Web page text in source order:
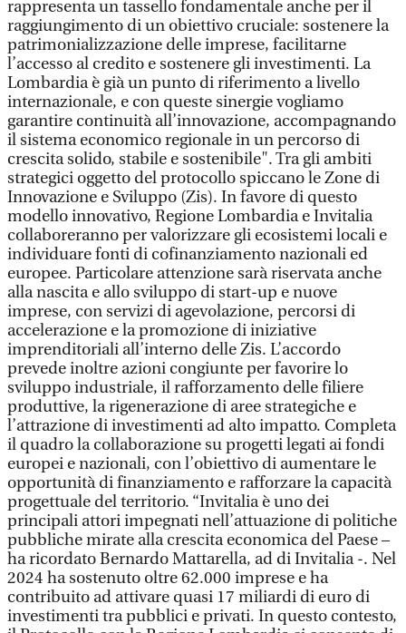
rappresenta un tassello fondamentale anche per il
raggiungimento di un obiettivo cruciale: sostenere la
patrimonializzazione delle imprese, facilitarne
l’accesso al credito e sostenere gli investimenti. La
Lombardia è già un punto di riferimento a livello
internazionale, e con queste sinergie vogliamo
garantire continuità all’innovazione, accompagnando
il sistema economico regionale in un percorso di
crescita solido, stabile e sostenibile". Tra gli ambiti
strategici oggetto del protocollo spiccano le Zone di
Innovazione e Sviluppo (Zis). In favore di questo
modello innovativo, Regione Lombardia e Invitalia
collaboreranno per valorizzare gli ecosistemi locali e
individuare fonti di cofinanziamento nazionali ed
europee. Particolare attenzione sarà riservata anche
alla nascita e allo sviluppo di start-up e nuove
imprese, con servizi di agevolazione, percorsi di
accelerazione e la promozione di iniziative
imprenditoriali all’interno delle Zis. L’accordo
prevede inoltre azioni congiunte per favorire lo
sviluppo industriale, il rafforzamento delle filiere
produttive, la rigenerazione di aree strategiche e
l’attrazione di investimenti ad alto impatto. Completa
il quadro la collaborazione su progetti legati ai fondi
europei e nazionali, con l’obiettivo di aumentare le
opportunità di finanziamento e rafforzare la capacità
progettuale del territorio. “Invitalia è uno dei
principali attori impegnati nell’attuazione di politiche
pubbliche mirate alla crescita economica del Paese –
ha ricordato Bernardo Mattarella, ad di Invitalia -. Nel
2024 ha sostenuto oltre 62.000 imprese e ha
contribuito ad attivare quasi 17 miliardi di euro di
investimenti tra pubblici e privati. In questo contesto,